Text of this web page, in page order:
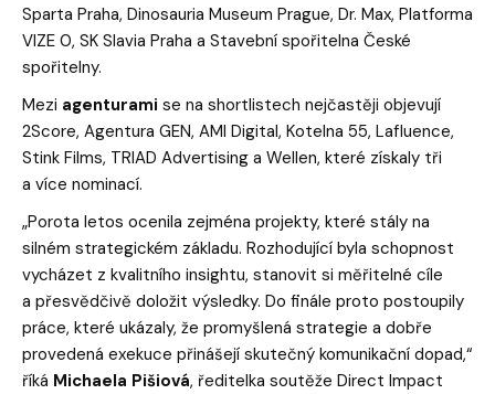
Sparta Praha, Dinosauria Museum Prague, Dr. Max, Platforma
VIZE 0, SK Slavia Praha a Stavební spořitelna České
spořitelny.
Mezi agenturami se na shortlistech nejčastěji objevují
2Score, Agentura GEN, AMI Digital, Kotelna 55, Lafluence,
Stink Films, TRIAD Advertising a Wellen, které získaly tři
a více nominací.
„Porota letos ocenila zejména projekty, které stály na
silném strategickém základu. Rozhodující byla schopnost
vycházet z kvalitního insightu, stanovit si měřitelné cíle
a přesvědčivě doložit výsledky. Do finále proto postoupily
práce, které ukázaly, že promyšlená strategie a dobře
provedená exekuce přinášejí skutečný komunikační dopad,“
říká Michaela Pišiová, ředitelka soutěže Direct Impact